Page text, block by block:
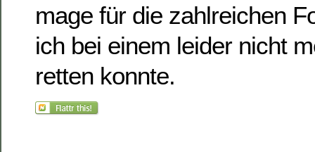
mage für die zahlreichen
ich bei einem leider nicht
retten konnte.